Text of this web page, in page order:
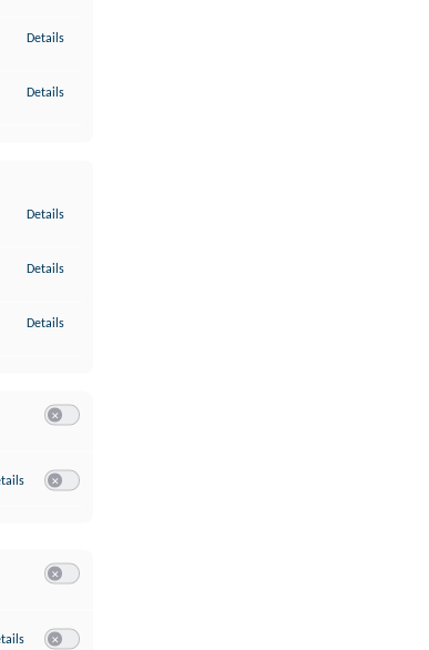
Details
Details
Details
Details
Details
zu Google Analytics
zu YouTube